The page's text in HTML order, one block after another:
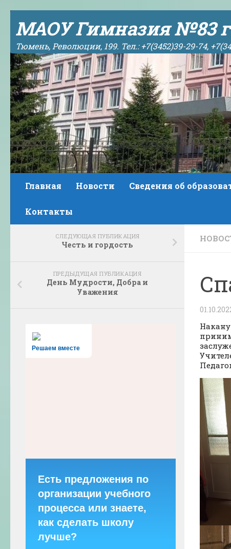
МАОУ Гимназия №83
Тюмень, Революции, 199. Тел.: +7(3452)39-29-74,
Главная Новости Сведения об
Контакты
СЛЕДУЮЩАЯ ПУБЛИКАЦИЯ
Честь и гордость
ПРЕДЫДУЩАЯ ПУБЛИКАЦИЯ
День Мудрости, Добра и
Уважения
Решаем вместе
Есть предложения по
организации учебного
процесса или знаете,
как сделать школу
лучше?